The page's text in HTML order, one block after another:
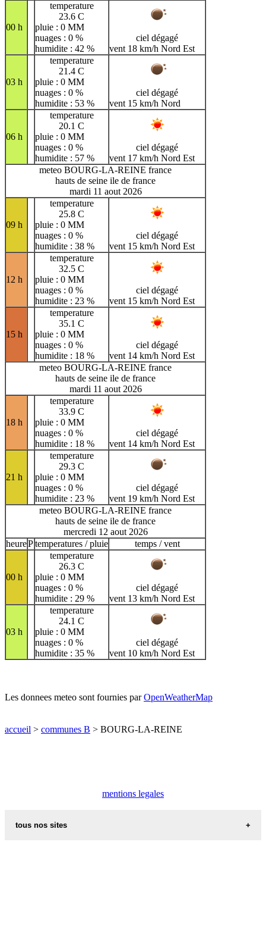
00 h
temperature
23.6 C
pluie : 0 MM
nuages : 0 %
humidite : 42 %
ciel dégagé
vent 18 km/h Nord Est
03 h
temperature
21.4 C
pluie : 0 MM
nuages : 0 %
humidite : 53 %
ciel dégagé
vent 15 km/h Nord
06 h
temperature
20.1 C
pluie : 0 MM
nuages : 0 %
humidite : 57 %
ciel dégagé
vent 17 km/h Nord Est
meteo BOURG-LA-REINE france
hauts de seine ile de france
mardi 11 aout 2026
09 h
temperature
25.8 C
pluie : 0 MM
nuages : 0 %
humidite : 38 %
ciel dégagé
vent 15 km/h Nord Est
12 h
temperature
32.5 C
pluie : 0 MM
nuages : 0 %
humidite : 23 %
ciel dégagé
vent 15 km/h Nord Est
15 h
temperature
35.1 C
pluie : 0 MM
nuages : 0 %
humidite : 18 %
ciel dégagé
vent 14 km/h Nord Est
meteo BOURG-LA-REINE france
hauts de seine ile de france
mardi 11 aout 2026
18 h
temperature
33.9 C
pluie : 0 MM
nuages : 0 %
humidite : 18 %
ciel dégagé
vent 14 km/h Nord Est
21 h
temperature
29.3 C
pluie : 0 MM
nuages : 0 %
humidite : 23 %
ciel dégagé
vent 19 km/h Nord Est
meteo BOURG-LA-REINE france
hauts de seine ile de france
mercredi 12 aout 2026
heurePtemperatures / pluie temps / vent
00 h
temperature
26.3 C
pluie : 0 MM
nuages : 0 %
humidite : 29 %
ciel dégagé
vent 13 km/h Nord Est
03 h
temperature
24.1 C
pluie : 0 MM
nuages : 0 %
humidite : 35 %
ciel dégagé
vent 10 km/h Nord Est
Les donnees meteo sont fournies parOpenWeatherMap
accueil > communes B > BOURG-LA-REINE
mentions legales
tous nos sites